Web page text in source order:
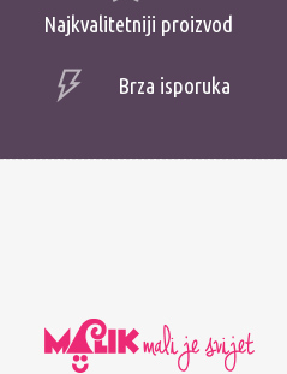
Najkvalitetniji proizvod
Brza isporuka